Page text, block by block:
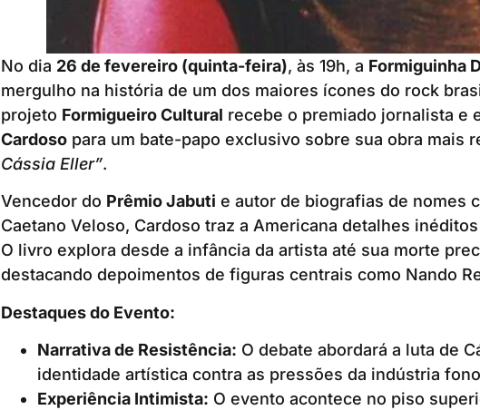
No dia 26 de fevereiro (quinta-feira), às 19h, a Formiguinha
mergulho na história de um dos maiores ícones do rock
projeto Formigueiro Cultural recebe o premiado jornalista e
Cardosopara um bate-papo exclusivo sobre sua obra mais
Cássia Eller”.
Vencedor do Prêmio Jabuti e autor de biografias de nomes
Caetano Veloso, Cardoso traz a Americana detalhes
O livro explora desde a infância da artista até sua morte
destacando depoimentos de figuras centrais como Nando
Destaques do Evento:
Narrativa de Resistência: O debate abordará a luta de
identidade artística contra as pressões da indústria
Experiência Intimista: O evento acontece no piso